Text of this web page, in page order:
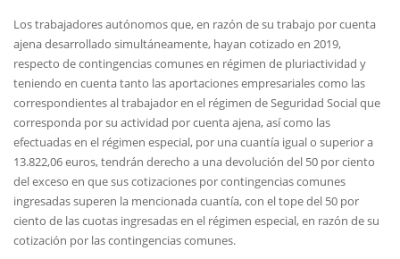
Los trabajadores autónomos que, en razón de su trabajo por cuenta
ajena desarrollado simultáneamente, hayan cotizado en 2019,
respecto de contingencias comunes en régimen de pluriactividad y
teniendo en cuenta tanto las aportaciones empresariales como las
correspondientes al trabajador en el régimen de Seguridad Social que
corresponda por su actividad por cuenta ajena, así como las
efectuadas en el régimen especial, por una cuantía igual o superior a
13.822,06 euros, tendrán derecho a una devolución del 50 por ciento
del exceso en que sus cotizaciones por contingencias comunes
ingresadas superen la mencionada cuantía, con el tope del 50 por
ciento de las cuotas ingresadas en el régimen especial, en razón de su
cotización por las contingencias comunes.